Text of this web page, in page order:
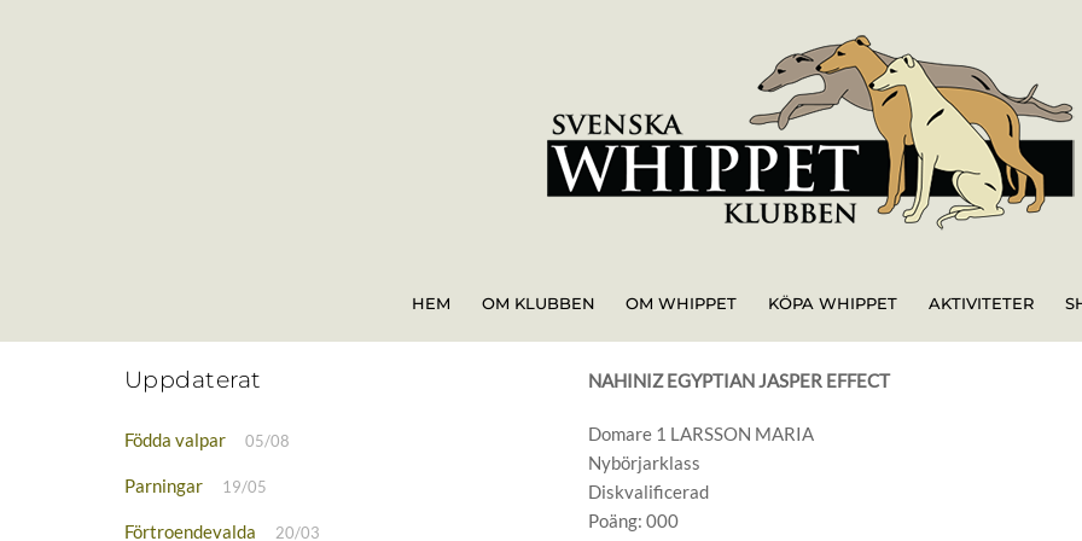
HEM OM KLUBBEN OM WHIPPET KÖPA WHIPPET AKTIVITETER
Uppdaterat
Födda valpar 05/08
Parningar 19/05
Förtroendevalda 20/03
NAHINIZ EGYPTIAN JASPER EFFECT
Domare 1 LARSSON MARIA
Nybörjarklass
Diskvalificerad
Poäng: 000